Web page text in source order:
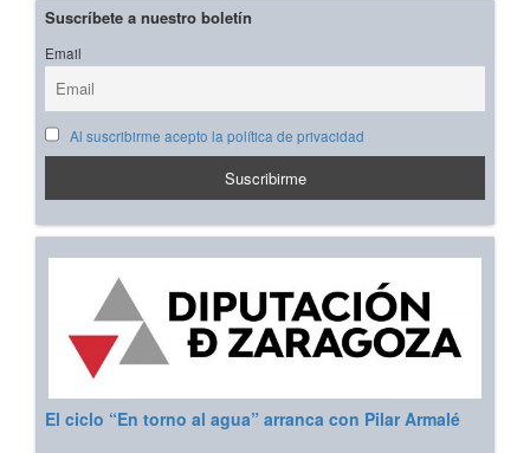
Suscríbete a nuestro boletín
Email
Al suscribirme acepto la política de privacidad
El ciclo “En torno al agua” arranca con Pilar Armalé